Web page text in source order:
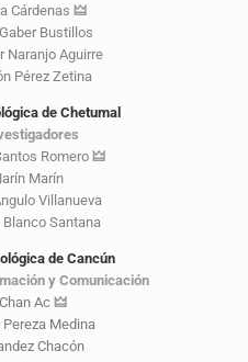
Cárdenas 🜲
Bustillos
Naranjo Aguirre
Pérez Zetina
de Chetumal
Romero 🜲
Marín
Villanueva
Blanco Santana
de Cancún
y Comunicación
Ac 🜲
Medina
Chacón